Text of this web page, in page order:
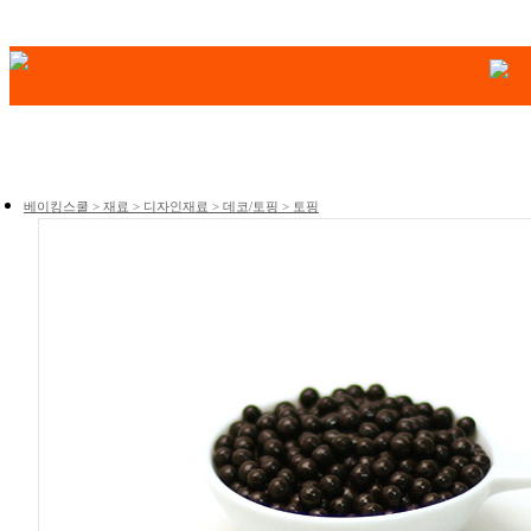
베이킹스쿨 > 재료 > 디자인재료 > 데코/토핑 > 토핑